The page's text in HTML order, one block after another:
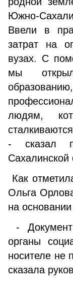
Южно-
Ввели в
затрат на
вузах. С
мы
людям,
- сказал
Сахалинской
Как
Ольга
на
-
органы
носителе не
сказала